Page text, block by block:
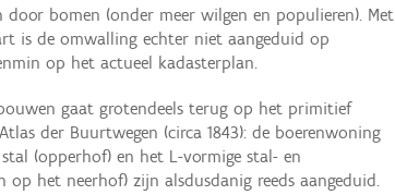
door bomen (onder meer wilgen en populieren). Met
is de omwalling echter niet aangeduid op
op het actueel kadasterplan.
gaat grotendeels terug op het primitief
der Buurtwegen (circa 1843): de boerenwoning
(opperhof) en het L-vormige stal- en
op het neerhof) zijn alsdusdanig reeds aangeduid.